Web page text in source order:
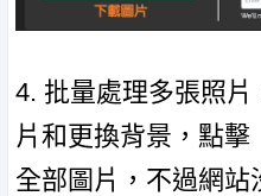
4. 批量處理多張照
片和更換背景，點
全部圖片，不過網站